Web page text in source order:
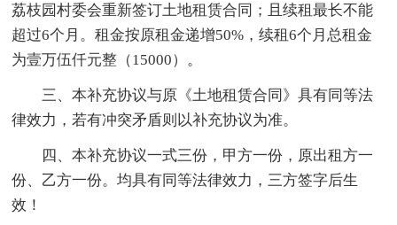
荔枝园村委会重新签订土地租赁合同；且续租最长不能
超过6个月。租金按原租金递增50%，续租6个月总租金
为壹万伍仟元整（15000）。
三、本补充协议与原《土地租赁合同》具有同等法
律效力，若有冲突矛盾则以补充协议为准。
四、本补充协议一式三份，甲方一份，原出租方一
份、乙方一份。均具有同等法律效力，三方签字后生
效！